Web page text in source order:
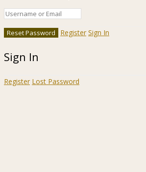
Register Sign In
Sign In
Register Lost Password